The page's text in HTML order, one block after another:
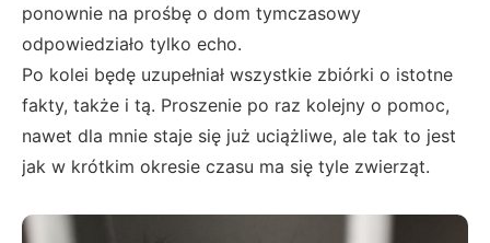
ponownie na prośbę o dom tymczasowy
odpowiedziało tylko echo.
Po kolei będę uzupełniał wszystkie zbiórki o istotne
fakty, także i tą. Proszenie po raz kolejny o pomoc,
nawet dla mnie staje się już uciążliwe, ale tak to jest
jak w krótkim okresie czasu ma się tyle zwierząt.